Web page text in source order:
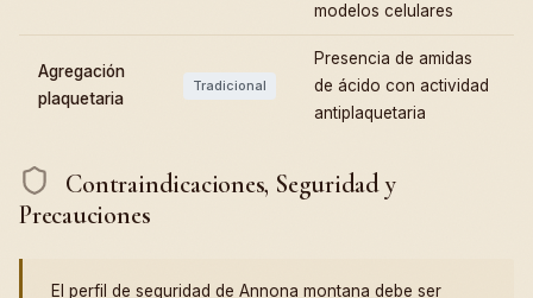
modelos celulares
Agregación
plaquetaria
Tradicional
Presencia de amidas
de ácido con actividad
antiplaquetaria
Contraindicaciones, Seguridad y
Precauciones
El perfil de seguridad de Annona montana debe ser